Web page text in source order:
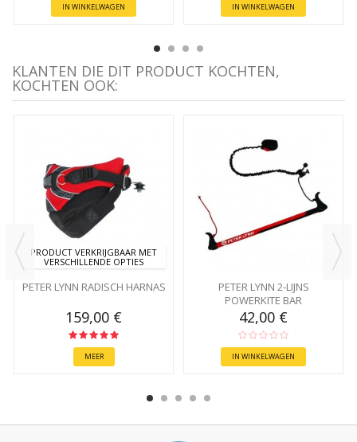
IN WINKELWAGEN IN WINKELWAGEN
KLANTEN DIE DIT PRODUCT KOCHTEN,
KOCHTEN OOK:
PRODUCT VERKRIJGBAAR MET
VERSCHILLENDE OPTIES
PETER LYNN RADISCH HARNAS
159,00 €
MEER
PETER LYNN 2-LIJNS
POWERKITE BAR
42,00 €
IN WINKELWAGEN